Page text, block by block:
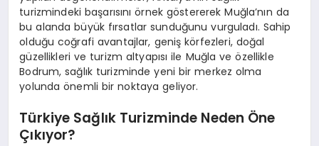
turizmindeki başarısını örnek göstererek Muğla’nın da
bu alanda büyük fırsatlar sunduğunu vurguladı. Sahip
olduğu coğrafi avantajlar, geniş körfezleri, doğal
güzellikleri ve turizm altyapısı ile Muğla ve özellikle
Bodrum, sağlık turizminde yeni bir merkez olma
yolunda önemli bir noktaya geliyor.
Türkiye Sağlık Turizminde Neden Öne
Çıkıyor?